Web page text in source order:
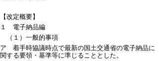
【改定概要】
１ 電子納品編
（１）一般的事項
ア 着手時協議時点で最新の国土交通省の電子納品に
関する要領・基準等に準じることとした。